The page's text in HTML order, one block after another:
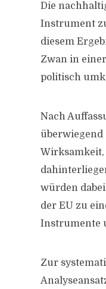
Die
Instrument
diesem
Zwan in
politisch
Nach
überwiegend
Wirksamkeit,
würden
der EU zu
Instrumente
Zur